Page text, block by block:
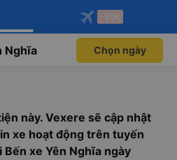
ngay!
thành viên độc
Mở app
đặt vé máy bay qua
Mở app
-30k
Nghĩa Chọn ngày
này. Vexere sẽ cập nhật
xe hoạt động trên tuyến
xe Yên Nghĩa ngày